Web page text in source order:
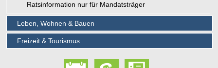
Ratsinformation nur für Mandatsträger
Leben, Wohnen & Bauen
Freizeit & Tourismus